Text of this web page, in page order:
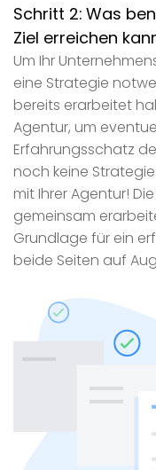
Schritt 2: Was
Ziel erreichen
Um Ihr
eine Strategie
bereits erarbeitet
Agentur, um
Erfahrungsschatz
noch keine
mit Ihrer Agentur!
gemeinsam
Grundlage für ein
beide Seiten auf